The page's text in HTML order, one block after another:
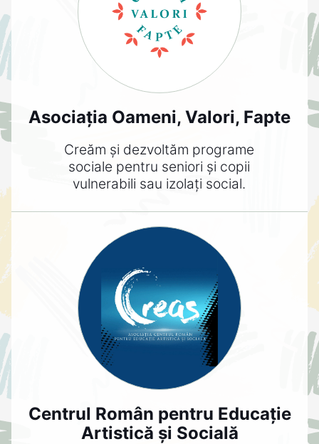
Asociația Oameni, Valori, Fapte
Creăm și dezvoltăm programe
sociale pentru seniori și copii
vulnerabili sau izolați social.
Centrul Român pentru Educație
Artistică și Socială